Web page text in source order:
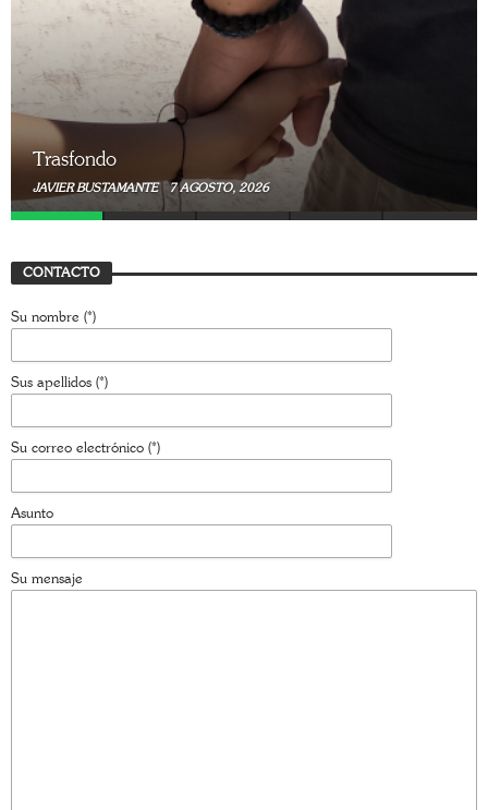
Trasfondo
JAVIER BUSTAMANTE 7 AGOSTO, 2026
CONTACTO
Su nombre (*)
Sus apellidos (*)
Su correo electrónico (*)
Asunto
Su mensaje